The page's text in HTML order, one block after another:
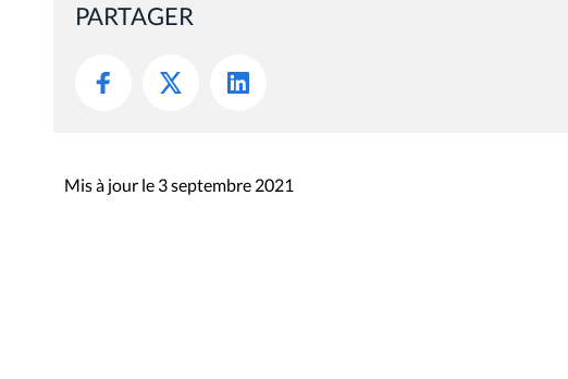
PARTAGER
Mis à jour le 3 septembre 2021